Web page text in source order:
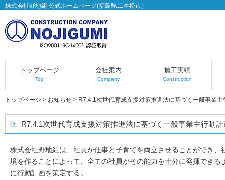
株式会社野地組 公式ホームページ(福島県二本松市）
トップページ
Top
会社案内
Company
施工実績
Construction
トップページ > お知らせ > R7.4.1次世代育成支援対策推進法に基づく一般事業主
R7.4.1次世代育成支援対策推進法に基づく一般事業主行動計
株式会社野地組は、社員が仕事と子育てを両立させることができ、
境を作ることによって、全ての社員がその能力を十分に発揮できる
に行動計画を策定する。